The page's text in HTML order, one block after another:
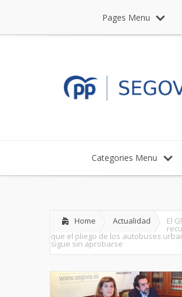
Pages Menu
Categories Menu
Home Actualidad El
que el pliego de los autobuses
sigue sin aprobarse